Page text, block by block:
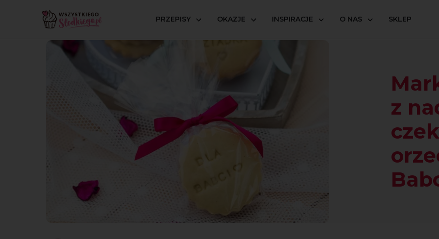
PRZEPISY OKAZJE INSPIRACJE O NAS SKLEP
Strona główna Przepisy Ciasteczka Markizy z nadzieniem czekoladowo-orzechowym dla Babci i Dziadka
z